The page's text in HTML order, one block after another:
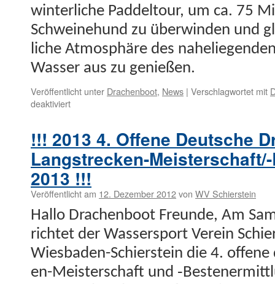
win­ter­liche Pad­del­tour, um ca. 75
Schweine­hund zu über­winden und
liche Atmo­sphäre des
Wass­er aus zu genießen.
Veröffentlicht unter Drachenboot, News | Verschlagwortet mit
deaktiviertfür
!!! 2013 4. Offene Deutsche
Langstrecken-
2013 !!!
Veröffentlicht am 12. Dezember 2012von WV Schierstein
Hal­lo Drachen­boot Fre­unde, Am
richtet der Wasser­sport Vere­in
Wies­baden-Schier­stein die 4.
en-Meis­ter­schaft und